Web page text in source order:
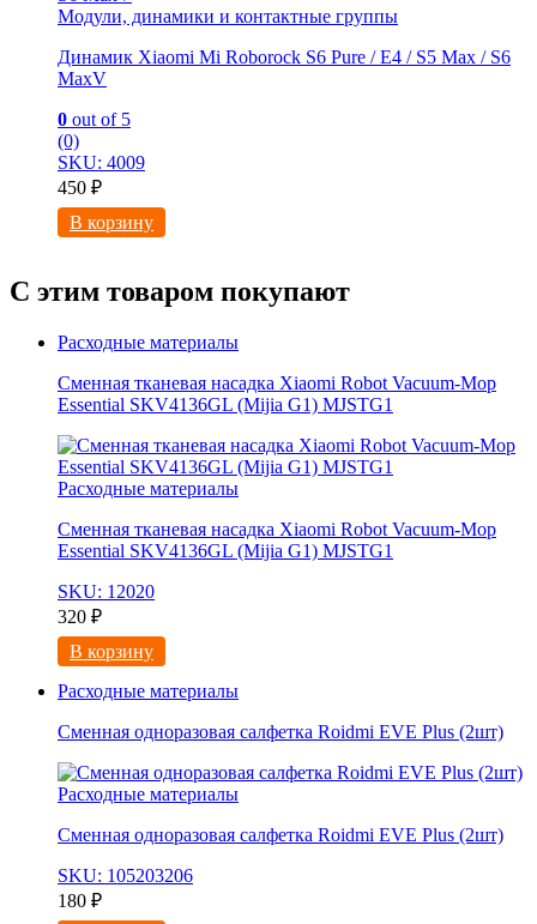
Модули, динамики и контактные группы
Динамик Xiaomi Mi Roborock S6 Pure / E4 / S5 Max / S6
MaxV
0 out of 5
(0)
SKU: 4009
450 ₽
В корзину
С этим товаром покупают
Расходные материалы
Сменная тканевая насадка Xiaomi Robot Vacuum-Mop
Essential SKV4136GL (Mijia G1) MJSTG1
Расходные материалы
Сменная тканевая насадка Xiaomi Robot Vacuum-Mop
Essential SKV4136GL (Mijia G1) MJSTG1
SKU: 12020
320 ₽
В корзину
Расходные материалы
Сменная одноразовая салфетка Roidmi EVE Plus (2шт)
Расходные материалы
Сменная одноразовая салфетка Roidmi EVE Plus (2шт)
SKU: 105203206
180 ₽